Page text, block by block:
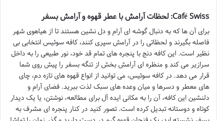
Café Swiss: لحظات آرامش با عطر قهوه و آرامش بسفر
برای آن ها که به دنبال گوشه ای آرام و دل نشین هستند تا از هیاهوی شهر
فاصله بگیرند و لحظاتی را در آرامش سپری کنند، کافه سوئیس انتخابی بی
نظیر است. این کافه دنج با پنجره های تمام قد خود، نور طبیعی را به داخل
سرازیر می کند و منظره ای آرامش بخش از تنگه بسفر را پیش روی شما
قرار می دهد. در کافه سوئیس، می توانید از انواع قهوه های تازه دم، چای
های معطر و دسرها و میان وعده های سبک لذت ببرید. فضای آرام و
دلنشین این کافه، آن را به مکانی ایده آل برای مطالعه، نوشتن، یا یک دیدار
کوتاه و دوستانه تبدیل کرده است. تصور کنید در کنار پنجره ای مشرف به